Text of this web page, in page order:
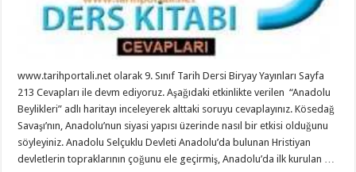
www.tarihportali.net olarak 9. Sınıf Tarih Dersi Biryay Yayınları Sayfa
213 Cevapları ile devm ediyoruz. Aşağıdaki etkinlikte verilen “Anadolu
Beylikleri” adlı haritayı inceleyerek alttaki soruyu cevaplayınız. Kösedağ
Savaşı’nın, Anadolu’nun siyasi yapısı üzerinde nasıl bir etkisi olduğunu
söyleyiniz. Anadolu Selçuklu Devleti Anadolu’da bulunan Hristiyan
devletlerin topraklarının çoğunu ele geçirmiş, Anadolu’da ilk kurulan …